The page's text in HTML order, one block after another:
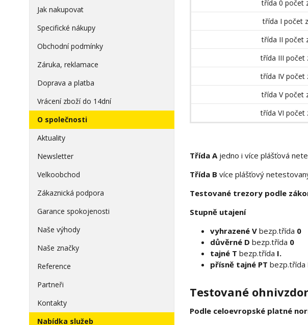
Jak nakupovat
Specifické nákupy
Obchodní podmínky
Záruka, reklamace
Doprava a platba
Vrácení zboží do 14dní
O společnosti
Aktuality
Newsletter
Velkoobchod
Zákaznická podpora
Garance spokojenosti
Naše výhody
Naše značky
Reference
Partneři
Kontakty
Nabídka služeb
třída 0 počet
třída I počet
třída II počet
třída III počet
třída IV počet
třída V počet
třída VI počet
Třída Ajedno i více plášťová
Třída B více plášťový
Testované trezory podle
Stupně utajení
vyhrazené V bezp.třída 0
důvěrné D bezp.třída 0
tajné T bezp.třída I.
přísně tajné PT bezp.třída
Testované
Podle celoevropské platné